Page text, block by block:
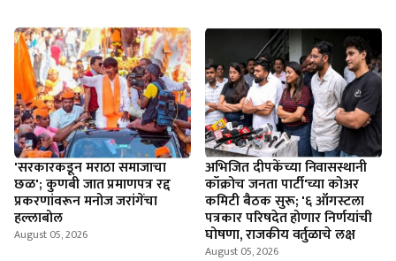
'सरकारकडून मराठा समाजाचा
छळ'; कुणबी जात प्रमाणपत्र रद्द
प्रकरणांवरून मनोज जरांगेंचा
हल्लाबोल
August 05, 2026
अभिजित दीपकेंच्या निवासस्थानी
कॉक्रोच जनता पार्टी'च्या कोअर
कमिटी बैठक सुरू; '६ ऑगस्टला
पत्रकार परिषदेत होणार निर्णयांची
घोषणा, राजकीय वर्तुळाचे लक्ष
August 05, 2026